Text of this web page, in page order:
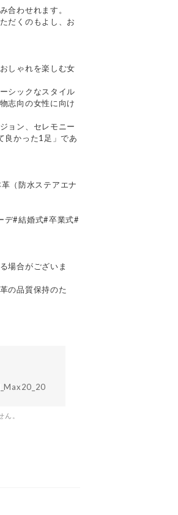
合わせれます。
だくのもよし、お
しゃれを楽しむ女
シックなスタイル
志向の女性に向け
ョン、セレモニー
良かった1足」であ
（防水ステアエナ
#結婚式#卒業式#
場合がございま
の品質保持のた
。